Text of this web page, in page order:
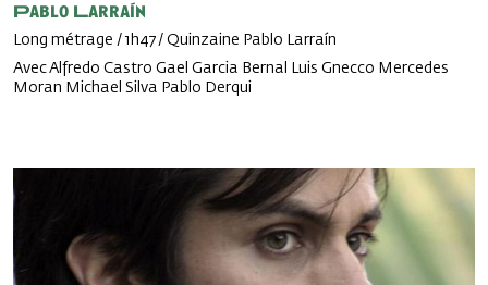
Pablo Larraín
Long métrage / 1h47 / Quinzaine Pablo Larraín
Avec Alfredo Castro Gael Garcia Bernal Luis Gnecco Mercedes
Moran Michael Silva Pablo Derqui